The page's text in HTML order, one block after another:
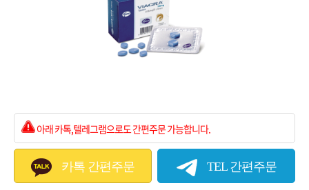
아래 카톡,텔레그램으로도 간편주문 가능합니다.
카톡 간편주문 TEL 간편주문